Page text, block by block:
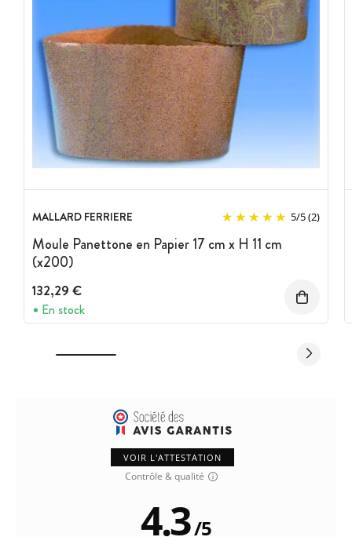
MALLARD FERRIERE 5/5(2)
Moule Panettone en Papier 17 cm x H 11 cm
(x200)
132,29 €
En stock
VOIR L'ATTESTATION
Contrôle & qualité
4.3/5